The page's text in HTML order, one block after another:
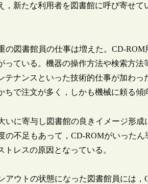
新たな利用者を図書館に呼び寄せて
図書館員の仕事は増えた。CD-ROM
ている。機器の操作方法や検索方法
ナンスといった技術的仕事が加わっ
で注文が多く，しかも機械に頼る傾
に寄与し図書館の良きイメージ形成
不足もあって，CD-ROMがいった
レスの原因となっている。
ウトの状態になった図書館員には，